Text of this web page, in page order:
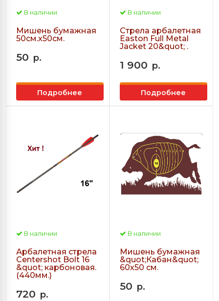
В наличии
Мишень бумажная
50см.х50см.
50 р.
Подробнее
В наличии
Стрела арбалетная
Easton Full Metal
Jacket 20&quot; .
1 900 р.
Подробнее
В наличии
Арбалетная стрела
Centershot Bolt 16
&quot; карбоновая.
(440мм.)
720 р.
В наличии
Мишень бумажная
&quot;Кабан&quot;
60х50 см.
50 р.